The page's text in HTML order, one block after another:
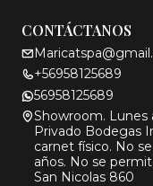
CONTÁCTANOS
+56958125689
56958125689
Showroom. Lunes
Privado Bodegas
carnet físico. No
años. No se
San Nicolas 860